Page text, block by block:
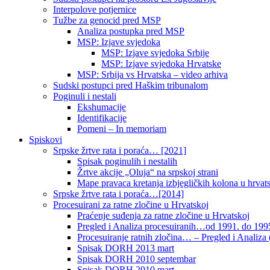
Interpolove potjernice
Tužbe za genocid pred MSP
Analiza postupka pred MSP
MSP: Izjave svjedoka
MSP: Izjave svjedoka Srbije
MSP: Izjave svjedoka Hrvatske
MSP: Srbija vs Hrvatska – video arhiva
Sudski postupci pred Haškim tribunalom
Poginuli i nestali
Ekshumacije
Identifikacije
Pomeni – In memoriam
Spiskovi
Srpske žrtve rata i poraća… [2021]
Spisak poginulih i nestalih
Žrtve akcije „Oluja“ na srpskoj strani
Mape pravaca kretanja izbjegličkih kolona u
Srpske žrtve rata i poraća…[2014]
Procesuirani za ratne zločine u Hrvatskoj
Praćenje suđenja za ratne zločine u Hrvatskoj
Pregled i Analiza procesuiranih…od 1991. do
Procesuiranje ratnih zločina… – Pregled i Analiza
Spisak DORH 2013 mart
Spisak DORH 2010 septembar